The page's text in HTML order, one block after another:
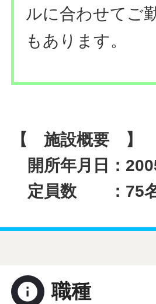
ルに合わせてご
もあります。
【 施設概要 】
開所年月日：
定員数 ：75
info 職種